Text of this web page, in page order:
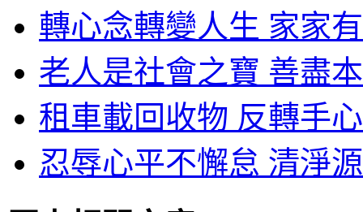
轉心念轉變人生 家家
老人是社會之寶 善盡
租車載回收物 反轉手
忍辱心平不懈怠 清淨